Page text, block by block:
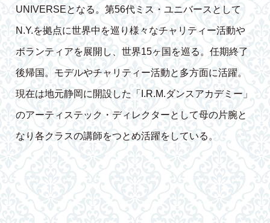
UNIVERSEとなる。第56代ミス・ユニバースとして
N.Y.を拠点に世界中を巡り様々なチャリティー活動や
ボランティアを展開し、世界15ヶ国を巡る。任期終了
後帰国。モデルやチャリティー活動と多方面に活躍。
現在は地元静岡に開設した「I.R.M.ダンスアカデミー」
のアーティステック・ディレクターとして母の片腕と
なり各クラスの講師をつとめ活躍をしている。